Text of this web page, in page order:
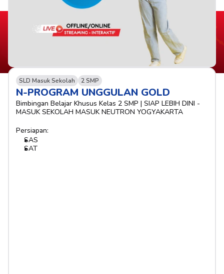
SLD Masuk Sekolah 2 SMP
N-PROGRAM UNGGULAN GOLD
Bimbingan Belajar Khusus Kelas 2 SMP | SIAP LEBIH DINI -
MASUK SEKOLAH MASUK NEUTRON YOGYAKARTA
Persiapan:
SAS
SAT